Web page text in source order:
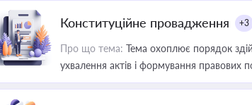
Конституційне провадження +3
Про що тема: Тема охоплює порядок
ухвалення актів і формування правових